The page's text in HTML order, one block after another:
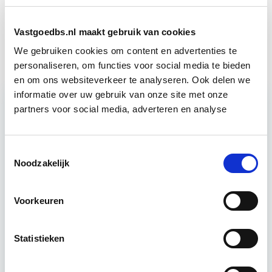
Vastgoedbs.nl maakt gebruik van cookies
We gebruiken cookies om content en advertenties te
personaliseren, om functies voor social media te bieden
en om ons websiteverkeer te analyseren. Ook delen we
informatie over uw gebruik van onze site met onze
partners voor social media, adverteren en analyse
Noodzakelijk
Voorkeuren
Statistieken
Projectontwikkeling
10 sep
Vastgoedrecht & Bouwrecht
onvermijdelijke) incidentele juridische ongelukken
zo goed mogelijk zelf kunt afhandelen. Klassikaal